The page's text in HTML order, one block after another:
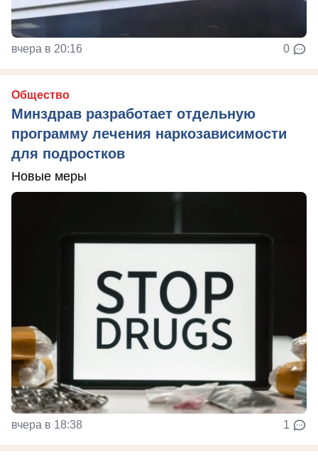
вчера в 20:16 0
Общество
Минздрав разработает отдельную
программу лечения наркозависимости
для подростков
Новые меры
вчера в 18:38 1